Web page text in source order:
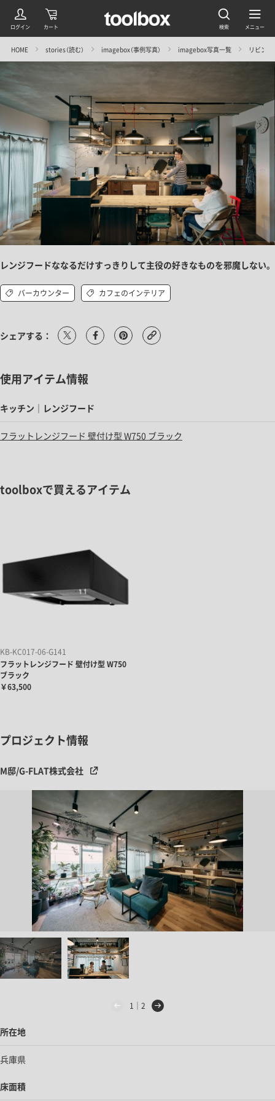
HOME stories（読む） imagebox（事例写真） imagebox写真一覧 リビン
レンジフードななるだけすっきりして主役の好きなものを邪魔しない。
バーカウンター カフェのインテリア
シェアする：
使用アイテム情報
キッチン｜レンジフード
フラットレンジフード 壁付け型 W750 ブラック
toolboxで買えるアイテム
KB-KC017-06-G141
フラットレンジフード 壁付け型 W750
ブラック
￥63,500
プロジェクト情報
M邸/G-FLAT株式会社
1｜2
所在地
兵庫県
床面積